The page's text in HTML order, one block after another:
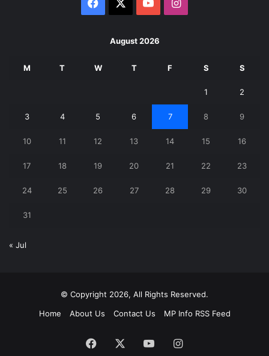
August 2026
M T W T F S S
1 2
3 4 5 6 7 8 9
10 11 12 13 14 15 16
17 18 19 20 21 22 23
24 25 26 27 28 29 30
31
« Jul
© Copyright 2026, All Rights Reserved.
Home
About Us Contact Us MP Info RSS Feed
Facebook YouTubeInstagram